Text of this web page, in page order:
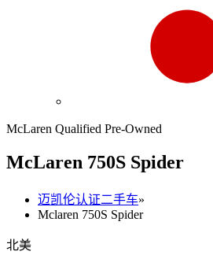
McLaren Qualified Pre-Owned
McLaren 750S Spider
迈凯伦认证二手车»
Mclaren 750S Spider
北美